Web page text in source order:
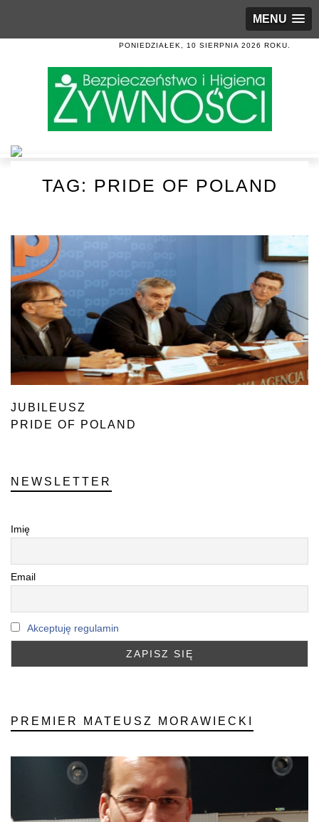
MENU
PONIEDZIAŁEK, 10 SIERPNIA 2026 ROKU.
TAG: PRIDE OF POLAND
JUBILEUSZ
PRIDE OF POLAND
NEWSLETTER
Imię
Email
Akceptuję regulamin
PREMIER MATEUSZ MORAWIECKI